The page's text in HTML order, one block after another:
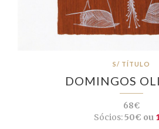
S/ TÍTULO
DOMINGOS
68€
Sócios:50€ ou